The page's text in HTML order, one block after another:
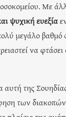
Με
ψυχική ευεξία
μεγάλο βαθμό
να φτάσει
αυτή της
των διακοπών